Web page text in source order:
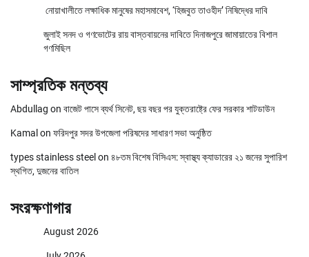
নোয়াখালীতে লক্ষাধিক মানুষের মহাসমাবেশ, ‘হিজবুত তাওহীদ’ নিষিদ্ধের দাবি
জুলাই সনদ ও গণভোটের রায় বাস্তবায়নের দাবিতে দিনাজপুরে জামায়াতের বিশাল
গণমিছিল
সাম্প্রতিক মন্তব্য
Abdullag on বাজেট পাসে ব্যর্থ সিনেট, ছয় বছর পর যুক্তরাষ্ট্রে ফের সরকার শাটডাউন
Kamal on ফরিদপুর সদর উপজেলা পরিষদের সাধারণ সভা অনুষ্ঠিত
types stainless steel on ৪৮তম বিশেষ বিসিএস: স্বাস্থ্য ক্যাডারের ২১ জনের সুপারিশ
স্থগিত, দুজনের বাতিল
সংরক্ষণাগার
August 2026